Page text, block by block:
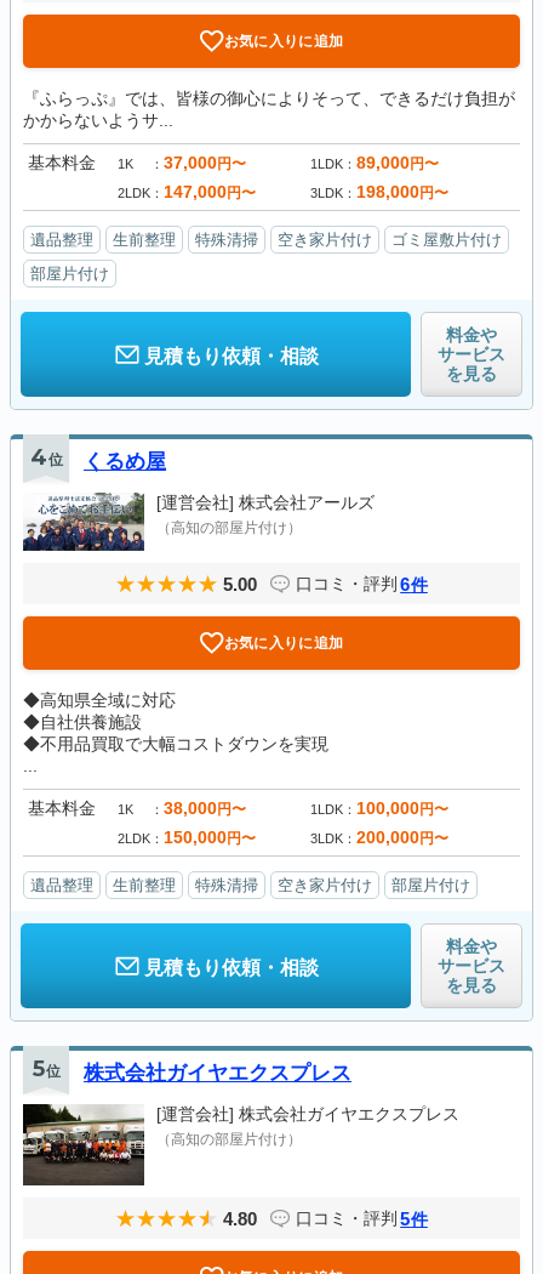
お気に入りに追加
『ふらっぷ』では、皆様の御心によりそって、できるだけ負担が
かからないようサ...
基本料金 1K 37,000円〜 1LDK 89,000円〜
2LDK 147,000円〜 3LDK 198,000円〜
遺品整理 生前整理 特殊清掃 空き家片付け
ゴミ屋敷片付け
部屋片付け
見積もり依頼・相談
料金や
サービス
を見る
4位 くるめ屋
[運営会社] 株式会社アールズ
（高知の部屋片付け）
5.00 口コミ・評判 6件
お気に入りに追加
◆高知県全域に対応
◆自社供養施設
◆不用品買取で大幅コストダウンを実現
基本料金 1K 38,000円〜 1LDK 100,000円〜
2LDK 150,000円〜 3LDK 200,000円〜
遺品整理 生前整理 特殊清掃 空き家片付け 部屋片付け
見積もり依頼・相談
料金や
サービス
を見る
5位 株式会社ガイヤエクスプレス
[運営会社] 株式会社ガイヤエクスプレス
（高知の部屋片付け）
4.80 口コミ・評判 5件